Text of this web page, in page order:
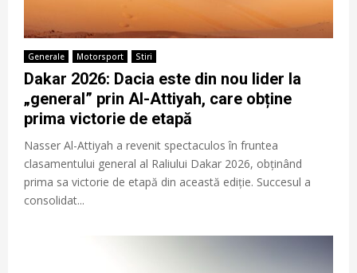
Generale Motorsport Stiri
Dakar 2026: Dacia este din nou lider la
„general” prin Al-Attiyah, care obține
prima victorie de etapă
Nasser Al-Attiyah a revenit spectaculos în fruntea
clasamentului general al Raliului Dakar 2026, obținând
prima sa victorie de etapă din această ediție. Succesul a
consolidat...